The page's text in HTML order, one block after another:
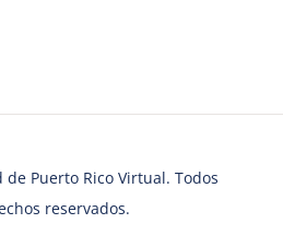
Puerto Rico Virtual. Todos
reservados.